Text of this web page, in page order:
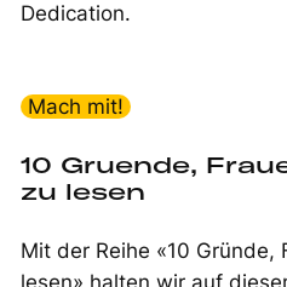
Dedication.
Mach mit!
10 Gruende,
zu lesen
Mit der Reihe «10